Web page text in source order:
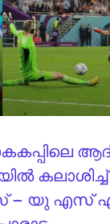
കലാശിച്ച്
– യു എസ്